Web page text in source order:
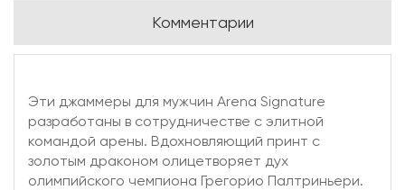
Комментарии
Эти джаммеры для мужчин Arena Signature
разработаны в сотрудничестве с элитной
командой арены. Вдохновляющий принт с
золотым драконом олицетворяет дух
олимпийского чемпиона Грегорио Палтриньери.